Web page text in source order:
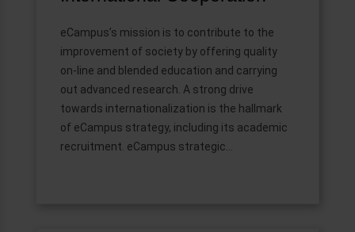
eCampus’s mission is to contribute to the
improvement of society by offering quality
on-line and blended education and carrying
out advanced research. A strong drive
towards internationalization is the hallmark
of eCampus strategy, including its academic
recruitment. eCampus strategic...